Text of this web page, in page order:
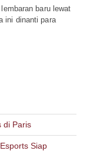
baru lewat
ini dinanti para
di Paris
Siap